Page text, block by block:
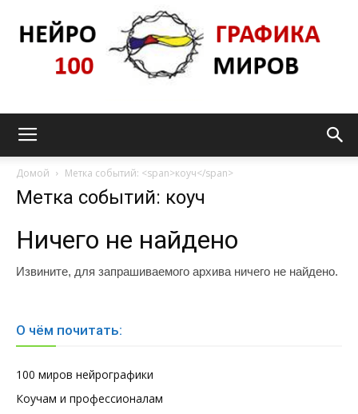
Домой Метка событий: <span>коуч</span>
Метка событий: коуч
Ничего не найдено
Извините, для запрашиваемого архива ничего не найдено.
О чём почитать:
100 миров нейрографики
Коучам и профессионалам